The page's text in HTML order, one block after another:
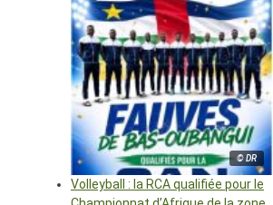
© DR
Volleyball : la RCA qualifiée pour le